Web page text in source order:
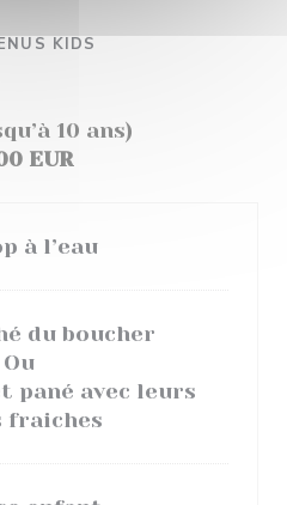
KIDS
10 ans)
EUR
à l’eau
du boucher
Ou
pané avec leurs